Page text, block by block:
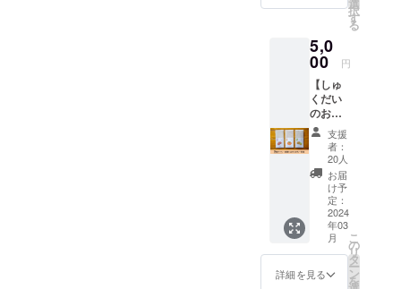
に。
BIRDCALL
FIELD開店
（八百屋・
カフェ・ブ
ルーベリー
観光園併
近隣の農家
さんの新鮮
でこだわり
の農産物と
「食べた方
に笑顔に
せてい
ただき
ます。
便箋の
果物の
種類を
お選び
いただ
けま
す。発
送はス
マート
レター
を利用
いたし
ます。
※備考
選
択
す
る
5,0
00 円
【しゅ
くだい
のお手
伝い購
入】
もった
いない
畑のく
だもの
でつ
くった
一筆箋
3種＋あ
なたの
応援に
支援
者：
20人
お届
け予
定：
2024
年03
月
詳細を見る
こ
の
リ
タ
ー
ン
を